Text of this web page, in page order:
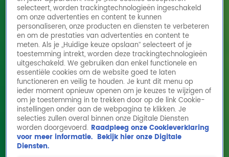
HomeActiesRadioshows DJ'sRadio 10 zendersHitlijsten
Radio luisteren
Volg Radio 10
Zoeken
HomeOnline Radio LuisterenActiesShowsAlle zenders
Wat gebeurt bij een gelijke
verkiezingsuitslag tussen PVV en D66?
30 okt 2025, 09:54
selecteert, worden trackingtechnologieën ingeschakeld
om onze advertenties en content te kunnen
personaliseren, onze producten en diensten te verbeteren
en om de prestaties van advertenties en content te
meten. Als je „Huidige keuze opslaan” selecteert of je
toestemming intrekt, worden deze trackingtechnologieën
uitgeschakeld. We gebruiken dan enkel functionele en
essentiële cookies om de website goed te laten
functioneren en veilig te houden. Je kunt dit menu op
ieder moment opnieuw openen om je keuzes te wijzigen of
om je toestemming in te trekken door op de link Cookie-
instellingen onder aan de webpagina te klikken. Je
selecties zullen overal binnen onze Digitale Diensten
worden doorgevoerd. Raadpleeg onze Cookieverklaring
voor meer informatie. Bekijk hier onze Digitale
Diensten.